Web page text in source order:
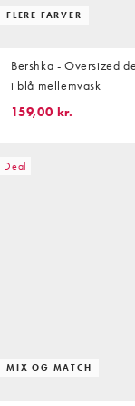
FLERE FARVER
Bershka - Oversized
i blå mellemvask
159,00 kr.
Deal
MIX OG MATCH